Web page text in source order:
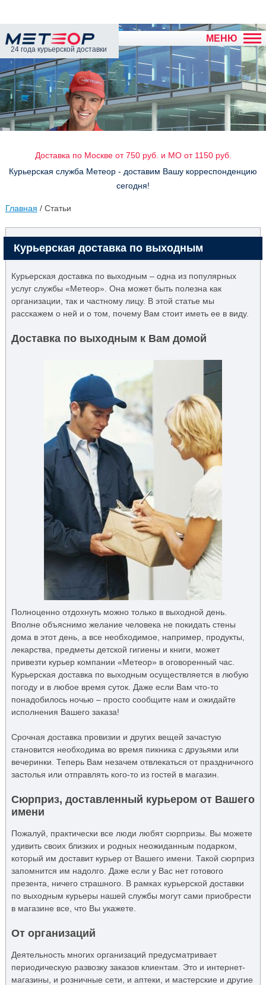
24 года курьерской доставки
МЕНЮ
Доставка по Москве от 750 руб. и МО от 1150 руб.
Курьерская служба Метеор - доставим Вашу корреспонденцию
сегодня!
Главная / Статьи
Курьерская доставка по выходным
Курьерская доставка по выходным – одна из популярных
услуг службы «Метеор». Она может быть полезна как
организации, так и частному лицу. В этой статье мы
расскажем о ней и о том, почему Вам стоит иметь ее в виду.
Доставка по выходным к Вам домой
Полноценно отдохнуть можно только в выходной день.
Вполне объяснимо желание человека не покидать стены
дома в этот день, а все необходимое, например, продукты,
лекарства, предметы детской гигиены и книги, может
привезти курьер компании «Метеор» в оговоренный час.
Курьерская доставка по выходным осуществляется в любую
погоду и в любое время суток. Даже если Вам что-то
понадобилось ночью – просто сообщите нам и ожидайте
исполнения Вашего заказа!
Срочная доставка провизии и других вещей зачастую
становится необходима во время пикника с друзьями или
вечеринки. Теперь Вам незачем отвлекаться от праздничного
застолья или отправлять кого-то из гостей в магазин.
Сюрприз, доставленный курьером от Вашего
имени
Пожалуй, практически все люди любят сюрпризы. Вы можете
удивить своих близких и родных неожиданным подарком,
который им доставит курьер от Вашего имени. Такой сюрприз
запомнится им надолго. Даже если у Вас нет готового
презента, ничего страшного. В рамках курьерской доставки
по выходным курьеры нашей службы могут сами приобрести
в магазине все, что Вы укажете.
От организаций
Деятельность многих организаций предусматривает
периодическую развозку заказов клиентам. Это и интернет-
магазины, и розничные сети, и аптеки, и мастерские и другие